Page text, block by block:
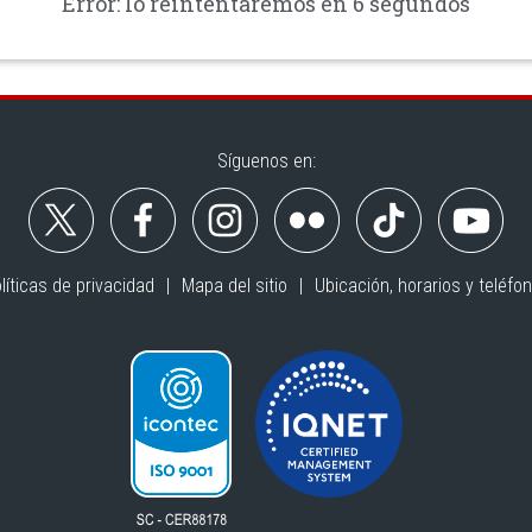
Síguenos en:
de privacidad Mapa del sitio Ubicación, horarios y